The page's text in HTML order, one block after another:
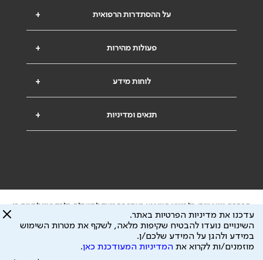
+ על ההסתדרות הרפואית
+ פעולות מהירות
+ לוחות מידע
+ תנאים ומדיניות
הבהרה משפטית: כל נושא המופיע באתר זה נועד להשכלה בלבד ואין לראות בו
ייעוץ רפואי או משפטי. אין הר"י אחראית לתוכן המתפרסם באתר זה ולכל נזק
שעלול להיגרם.
ידוע לי שהר"י אוספת ושומרת מידע אישי לצורך מתן השרות וכי חלק ממנו עשוי
להיות מועבר לצדדים שלישיים, הכל בכפוף ל מדיניות הפרטיות
עדכנו את מדיניות הפרטיות באתר.
השינויים נועדו להבטיח שקיפות מלאה, לשקף את מטרות השימוש
במידע ולהגן על המידע שלכם/ן.
מוזמנים/ות לקרוא את המדיניות המעודכנת כאן.